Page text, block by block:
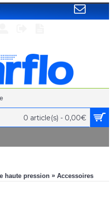
0 article(s) - 0,00€
haute pression »Accessoires